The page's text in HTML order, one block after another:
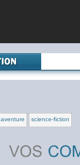
aventure science-fiction